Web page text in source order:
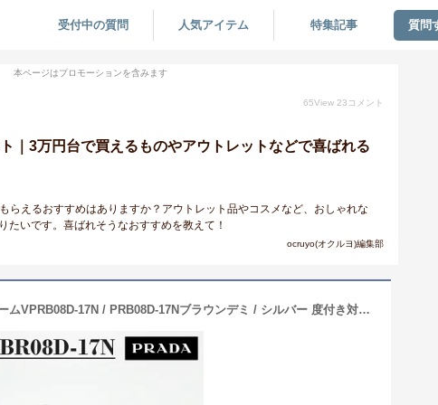
受付中の質問 人気アイテム 特集記事 質問
本ページはプロモーションを含みます
65View 23 コメント
｜3万円台で買えるものやアウトレットなどで喜ばれる
らえるおすすめはありますか？アウトレット品やコスメなど、おしゃれな
たいです。喜ばれそうなおすすめを教えて！
ocruyo(オクルヨ)編集部
PRADA プラダ 眼鏡 メガネフレームVPRB08D-17N / PRB08D-17Nブラウンデミ / シルバー 度付き対応可度付き、調光、サングラスなど作れます